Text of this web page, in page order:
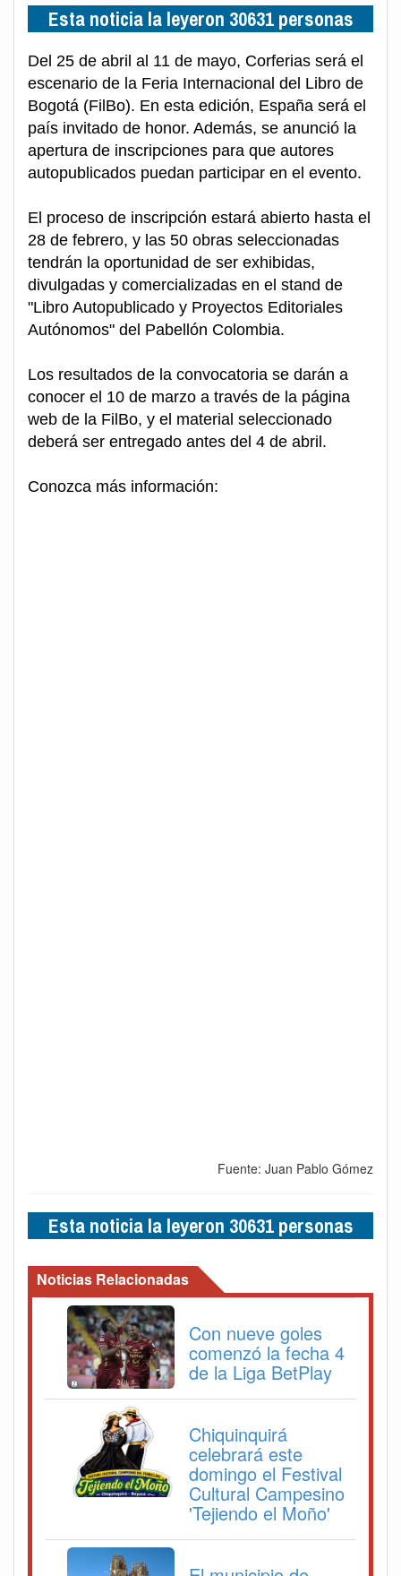
Esta noticia la leyeron 30631 personas
Del 25 de abril al 11 de mayo, Corferias será el
escenario de la Feria Internacional del Libro de
Bogotá (FilBo). En esta edición, España será el
país invitado de honor. Además, se anunció la
apertura de inscripciones para que autores
autopublicados puedan participar en el evento.
El proceso de inscripción estará abierto hasta el
28 de febrero, y las 50 obras seleccionadas
tendrán la oportunidad de ser exhibidas,
divulgadas y comercializadas en el stand de
"Libro Autopublicado y Proyectos Editoriales
Autónomos" del Pabellón Colombia.
Los resultados de la convocatoria se darán a
conocer el 10 de marzo a través de la página
web de la FilBo, y el material seleccionado
deberá ser entregado antes del 4 de abril.
Conozca más información:
Fuente: Juan Pablo Gómez
Esta noticia la leyeron 30631 personas
Noticias Relacionadas
Con nueve goles
comenzó la fecha 4
de la Liga BetPlay
Chiquinquirá
celebrará este
domingo el Festival
Cultural Campesino
'Tejiendo el Moño'